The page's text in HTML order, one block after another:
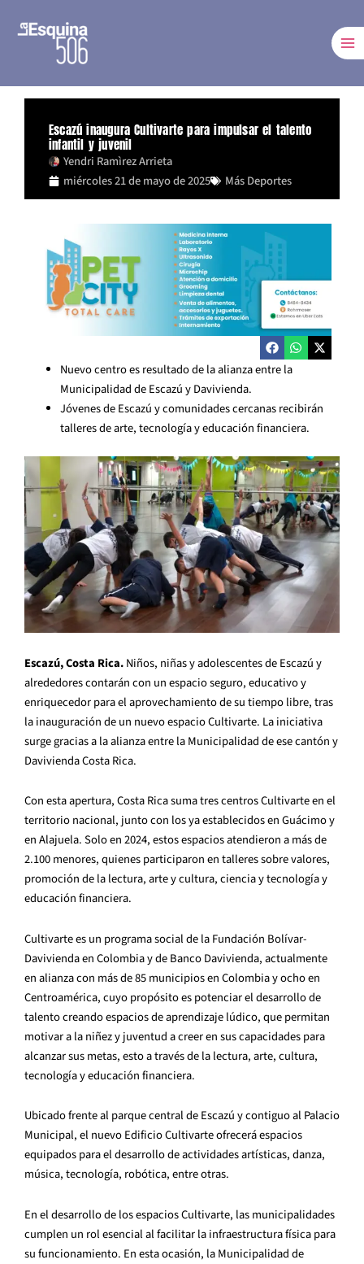
Escazú inaugura Cultivarte para impulsar el talento
infantil y juvenil
Yendri Ramìrez Arrieta
miércoles 21 de mayo de 2025
Más Deportes
Nuevo centro es resultado de la alianza entre la
Municipalidad de Escazú y Davivienda.
Jóvenes de Escazú y comunidades cercanas recibirán
talleres de arte, tecnología y educación financiera.
Escazú, Costa Rica.Niños, niñas y adolescentes de Escazú y
alrededores contarán con un espacio seguro, educativo y
enriquecedor para el aprovechamiento de su tiempo libre, tras
la inauguración de un nuevo espacio Cultivarte. La iniciativa
surge gracias a la alianza entre la Municipalidad de ese cantón y
Davivienda Costa Rica.
Con esta apertura, Costa Rica suma tres centros Cultivarte en el
territorio nacional, junto con los ya establecidos en Guácimo y
en Alajuela. Solo en 2024, estos espacios atendieron a más de
2.100 menores, quienes participaron en talleres sobre valores,
promoción de la lectura, arte y cultura, ciencia y tecnología y
educación financiera.
Cultivarte es un programa social de la Fundación Bolívar-
Davivienda en Colombia y de Banco Davivienda, actualmente
en alianza con más de 85 municipios en Colombia y ocho en
Centroamérica, cuyo propósito es potenciar el desarrollo de
talento creando espacios de aprendizaje lúdico, que permitan
motivar a la niñez y juventud a creer en sus capacidades para
alcanzar sus metas, esto a través de la lectura, arte, cultura,
tecnología y educación financiera.
Ubicado frente al parque central de Escazú y contiguo al Palacio
Municipal, el nuevo Edificio Cultivarte ofrecerá espacios
equipados para el desarrollo de actividades artísticas, danza,
música, tecnología, robótica, entre otras.
En el desarrollo de los espacios Cultivarte, las municipalidades
cumplen un rol esencial al facilitar la infraestructura física para
su funcionamiento. En esta ocasión, la Municipalidad de